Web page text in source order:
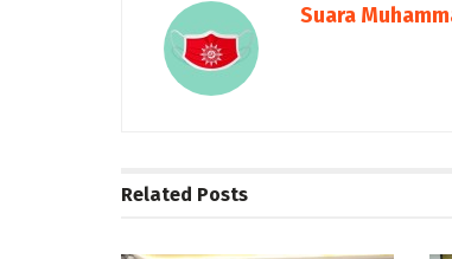
Suara
Related Posts